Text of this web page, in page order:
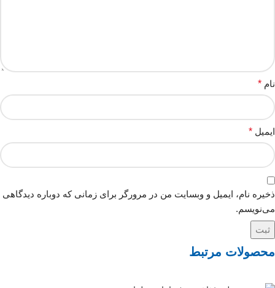
نام *
ایمیل *
ذخیره نام، ایمیل و وبسایت من در مرورگر برای زمانی که دوباره دیدگاهی
می‌نویسم.
محصولات مرتبط